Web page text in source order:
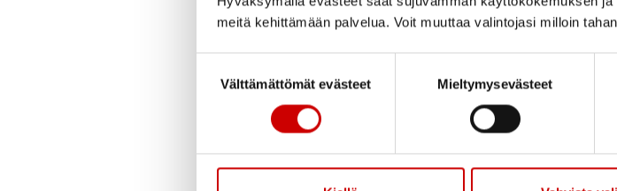
meitä kehittämään palvelua. Voit muuttaa valintojasi milloin
Välttämättömät evästeet
Mieltymysevästeet
Jo pitkään on tiedetty, että nämä vaikutukset
vajaatoimintaasairastavilla, jolloin lopputulema
Tulehduskipulääkkeet vaikuttavat myös veren
Tämän vuoksi sepelvaltimotautia sairastavilla